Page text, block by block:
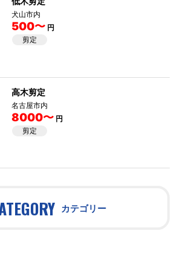
犬山市内
500〜円
剪定
高木剪定
名古屋市内
8000〜円
剪定
カテゴリー